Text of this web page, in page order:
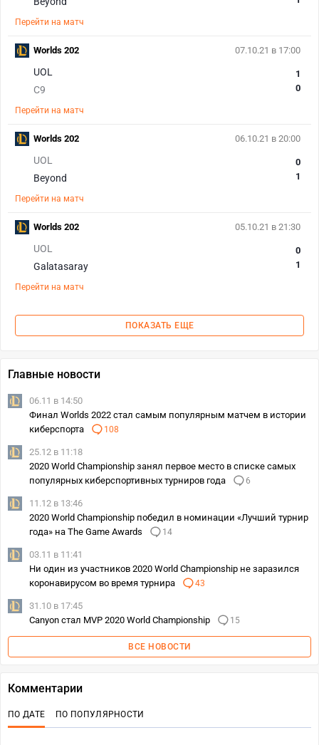
Перейти на матч
07.10.21 в 17:00
UOL
C9
1
0
Перейти на матч
Worlds 202
06.10.21 в 20:00
UOL
Beyond
0
1
Перейти на матч
Worlds 202
05.10.21 в 21:30
UOL
Galatasaray
0
1
Перейти на матч
Worlds 202
ПОКАЗАТЬ ЕЩЕ
Главные новости
06.11 в 14:50
Финал Worlds 2022 стал самым популярным матчем в истории
киберспорта
108
25.12 в 11:18
2020 World Championship занял первое место в списке самых
популярных киберспортивных турниров года
6
11.12 в 13:46
2020 World Championship победил в номинации «Лучший турнир
года» на The Game Awards
14
03.11 в 11:41
Ни один из участников 2020 World Championship не заразился
коронавирусом во время турнира
43
31.10 в 17:45
Canyon стал MVP 2020 World Championship
15
ВСЕ НОВОСТИ
Комментарии
ПО ДАТЕ ПО ПОПУЛЯРНОСТИ